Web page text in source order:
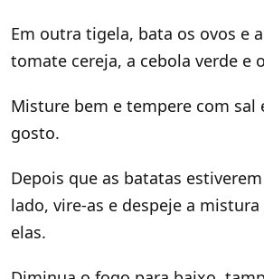
Em outra tigela, bata os ovos e
tomate cereja, a cebola verde e
Misture bem e tempere com sal
gosto.
Depois que as batatas
lado, vire-as e despeje a
elas.